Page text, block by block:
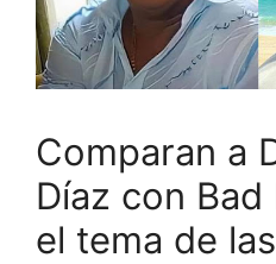
Comparan a
Díaz con
el tema de